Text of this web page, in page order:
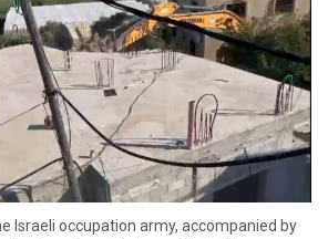
Israeli occupation army, accompanied by